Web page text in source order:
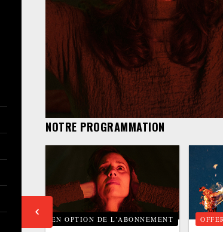
NOTRE PROGRAMMATION
EN OPTION DE L’ABONNEMENT